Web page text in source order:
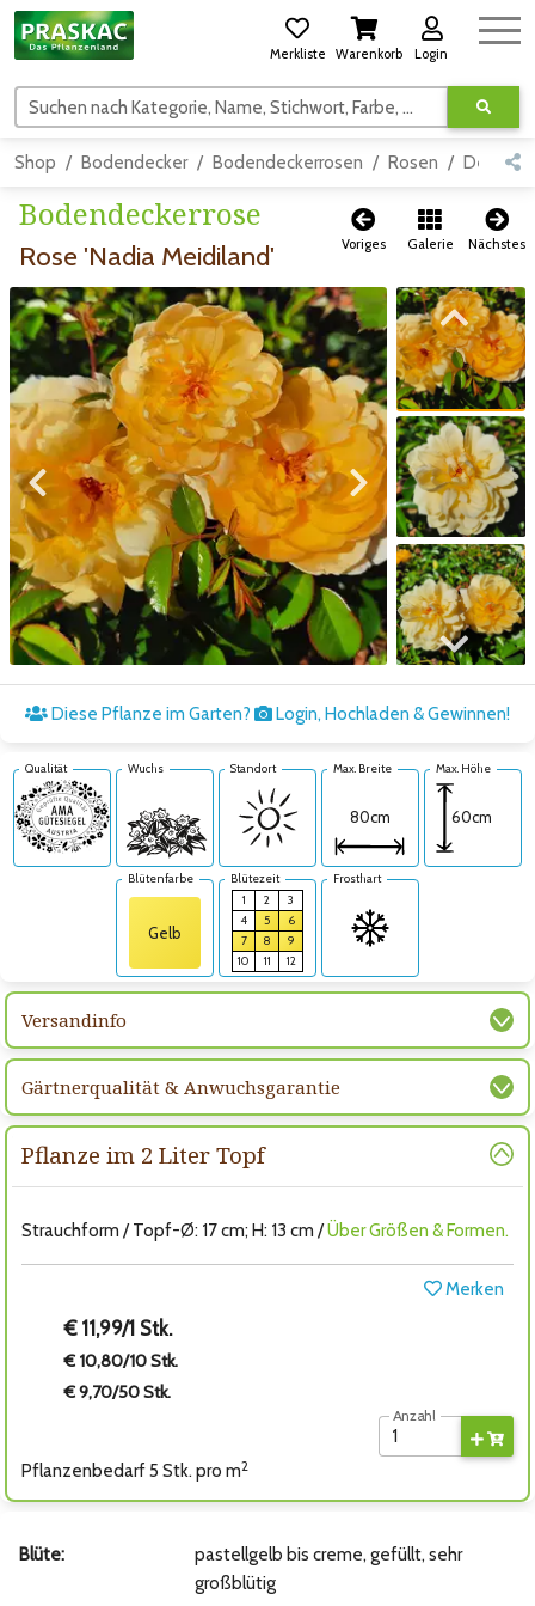
Merkliste Warenkorb Login
Suchen nach Kategorie, Name, Stichwort, Farbe, usw.
Shop Bodendecker Bodendeckerrosen Rosen Detail
Bodendeckerrose
Rose 'Nadia Meidiland' Voriges Galerie Nächstes
Zum vorigen Bild Zum nächsten Bild
Zum vorigen Bild
Zum nächsten Bild
Diese Pflanze im Garten? Login, Hochladen & Gewinnen!
Qualität Wuchs Standort Max. Breite
80cm
Max. Höhe
60cm
Blütenfarbe
Gelb
Blütezeit
1
2
3
4
5
6
7
8
9
10
11 12
Frosthart
Versandinfo
Gärtnerqualität & Anwuchsgarantie
Pflanze im 2 Liter Topf
Strauchform / Topf-Ø: 17 cm; H: 13 cm /Über Größen & Formen.
Merken
€ 11,99/1 Stk.
€ 10,80/10 Stk.
€ 9,70/50 Stk.
Anzahl
Pflanzenbedarf 5 Stk. pro m2
Blüte:
pastellgelb bis creme, gefüllt, sehr
großblütig